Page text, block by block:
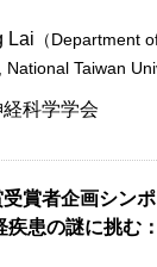
Lai （Department
National Taiwan
科学学会
受賞者企画シン
患の謎に挑む